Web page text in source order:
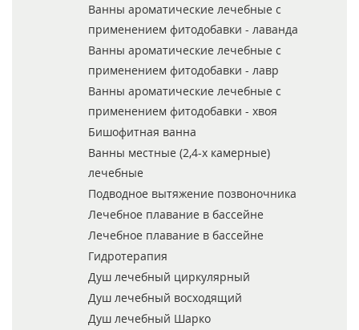
Ванны ароматические лечебные с
применением фитодобавки - лаванда
Ванны ароматические лечебные с
применением фитодобавки - лавр
Ванны ароматические лечебные с
применением фитодобавки - хвоя
Бишофитная ванна
Ванны местные (2,4-х камерные)
лечебные
Подводное вытяжение позвоночника
Лечебное плавание в бассейне
Лечебное плавание в бассейне
Гидротерапия
Душ лечебный циркулярный
Душ лечебный восходящий
Душ лечебный Шарко